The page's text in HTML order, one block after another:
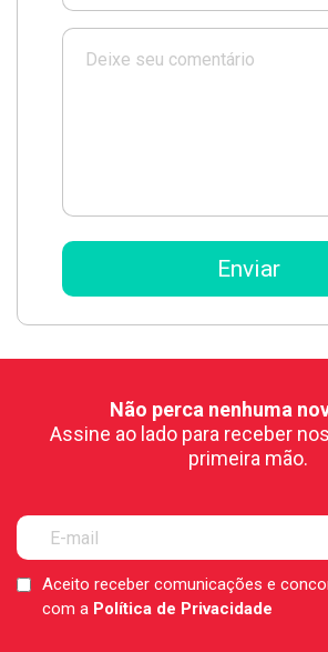
Não perca nenhuma
Assine ao lado para receber
primeira mão.
LGPDAceito receber comunicações e
com a Política de Privacidade